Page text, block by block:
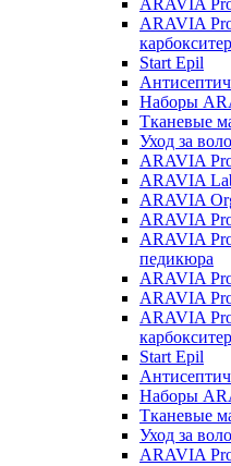
ARAVIA
ARAVIA
Start Epil
Наборы
Тканевые
Уход за
ARAVIA
ARAVIA
ARAVIA
ARAVIA
ARAVIA
педикюра
ARAVIA
ARAVIA
ARAVIA
Start Epil
Наборы
Тканевые
Уход за
ARAVIA